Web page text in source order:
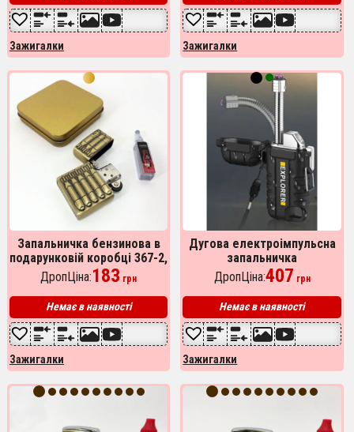
Зажигалки Зажигалки
Запальничка бензинова в
подарунковій коробці 367-2,
Вітрозахисна запальничка,
Прикольні запальнички
ДропЦіна:183 грн
Немає в наявності
Зажигалки
Дугова електроімпульсна
запальничка
водонепроникна EXPLORER
HL-516, акумуляторна.
Колір: чорний
ДропЦіна:407 грн
Немає в наявності
Зажигалки